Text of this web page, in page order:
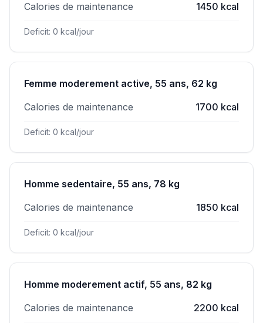
Calories de maintenance
1450 kcal
Deficit: 0 kcal/jour
Femme moderement active, 55 ans, 62 kg
Calories de maintenance
1700 kcal
Deficit: 0 kcal/jour
Homme sedentaire, 55 ans, 78 kg
Calories de maintenance
1850 kcal
Deficit: 0 kcal/jour
Homme moderement actif, 55 ans, 82 kg
Calories de maintenance
2200 kcal